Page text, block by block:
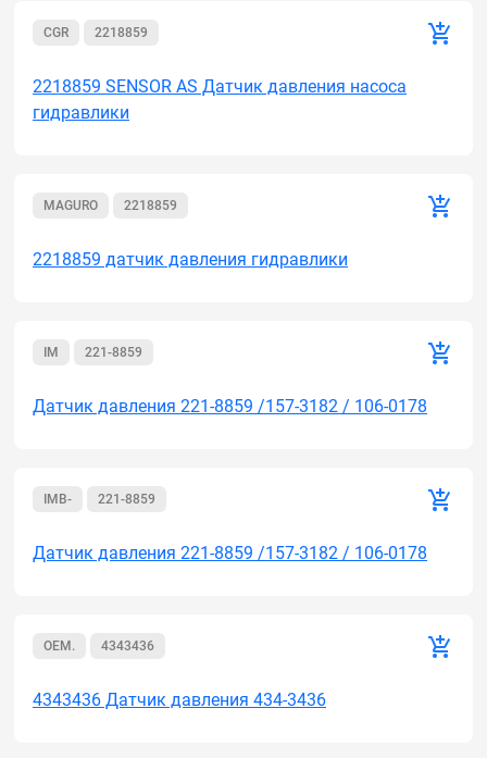
CGR 2218859
2218859 SENSOR AS Датчик давления насоса
гидравлики
MAGURO 2218859
2218859 датчик давления гидравлики
IM 221-8859
Датчик давления 221-8859 /157-3182 / 106-0178
IMB- 221-8859
Датчик давления 221-8859 /157-3182 / 106-0178
OEM. 4343436
4343436 Датчик давления 434-3436